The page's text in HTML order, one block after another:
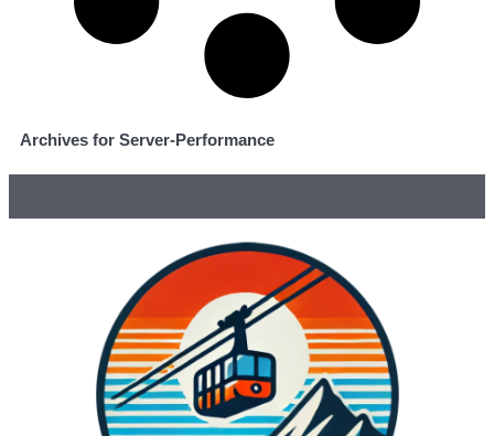
Archives for Server-Performance